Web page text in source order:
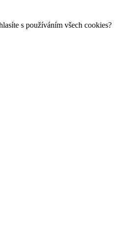
s používáním všech cookies?